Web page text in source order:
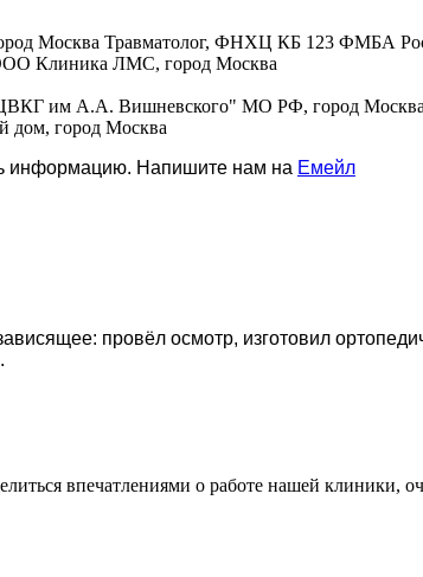
Москва Травматолог, ФНХЦ КБ 123 ФМБА
ООО Клиника ЛМС, город Москва
им А.А. Вишневского" МО РФ, город Москва
дом, город Москва
информацию. Напишите нам на Емейл
провёл осмотр, изготовил
впечатлениями о работе нашей клиники,